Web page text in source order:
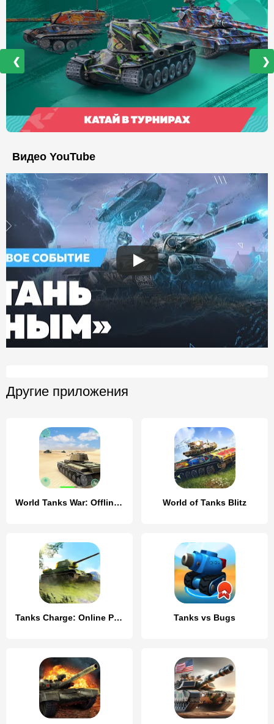
❮ ❯
Видео YouTube
Другие приложения
World Tanks War: Offline Games World of Tanks Blitz
Tanks Charge: Online PvP Arena Tanks vs Bugs